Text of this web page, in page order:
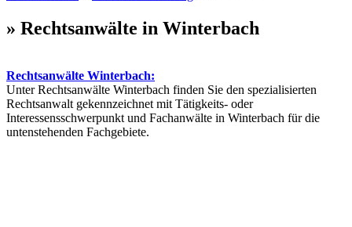
» Rechtsanwälte in Winterbach
Rechtsanwälte Winterbach:
Unter Rechtsanwälte Winterbach finden Sie den spezialisierten
Rechtsanwalt gekennzeichnet mit Tätigkeits- oder
Interessensschwerpunkt und Fachanwälte in Winterbach für die
untenstehenden Fachgebiete.